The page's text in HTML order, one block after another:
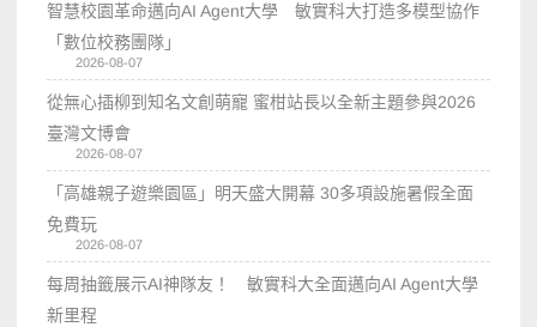
智慧校園革命邁向AI Agent大學 敏實科大打造多模型協作
「數位校務團隊」
2026-08-07
從無心插柳到知名文創萌寵 蜜柑站長以全新主題參與2026
臺灣文博會
2026-08-07
「高雄親子遊樂園區」明天盛大開幕 30多項設施暑假全面
免費玩
2026-08-07
每周抽籤展示AI神隊友！ 敏實科大全面邁向AI Agent大學
新里程